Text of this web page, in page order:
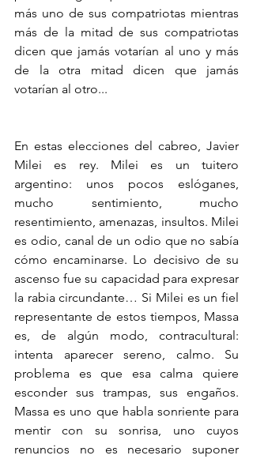
más uno de sus compatriotas mientras
más de la mitad de sus compatriotas
dicen que jamás votarían al uno y más
de la otra mitad dicen que jamás
votarían al otro...
En estas elecciones del cabreo, Javier
Milei es rey. Milei es un tuitero
argentino: unos pocos eslóganes,
mucho sentimiento, mucho
resentimiento, amenazas, insultos. Milei
es odio, canal de un odio que no sabía
cómo encaminarse. Lo decisivo de su
ascenso fue su capacidad para expresar
la rabia circundante… Si Milei es un fiel
representante de estos tiempos, Massa
es, de algún modo, contracultural:
intenta aparecer sereno, calmo. Su
problema es que esa calma quiere
esconder sus trampas, sus engaños.
Massa es uno que habla sonriente para
mentir con su sonrisa, uno cuyos
renuncios no es necesario suponer